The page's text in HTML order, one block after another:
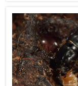
Alle
Artikel
Alle
Themen
Alle